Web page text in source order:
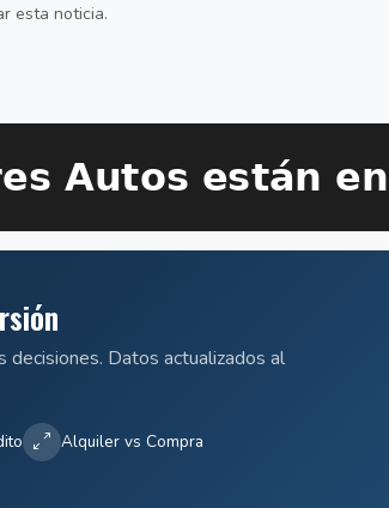
esta noticia.
decisiones. Datos actualizados al
Alquiler vs Compra